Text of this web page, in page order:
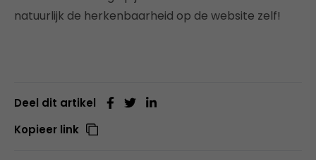
natuurlijk de herkenbaarheid op de website zelf!
Deel dit artikel
Kopieer link